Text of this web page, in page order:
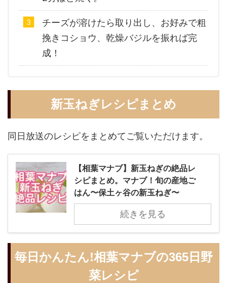
チーズが溶けたら取り出し、お好みで粗
挽きコショウ、乾燥バジルを振れば完
成！
新玉ねぎレシピまとめ
同日放送のレシピをまとめてご覧いただけます。
【相葉マナブ】新玉ねぎの絶品レ
シピまとめ。マナブ！旬の産地ご
はん〜保土ヶ谷の新玉ねぎ〜
続きを見る
毎日かんたん!相葉マナブの365日野
菜レシピ